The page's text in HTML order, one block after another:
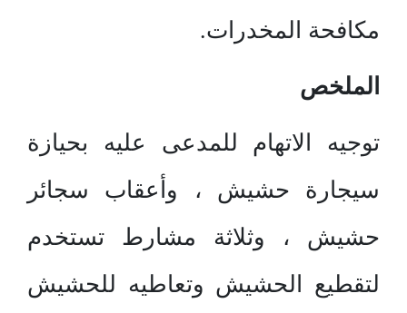
مكافحة المخدرات.
الملخص
توجيه الاتهام للمدعى عليه بحيازة
سيجارة حشيش ، وأعقاب سجائر
حشيش ، وثلاثة مشارط تستخدم
لتقطيع الحشيش وتعاطيه للحشيش